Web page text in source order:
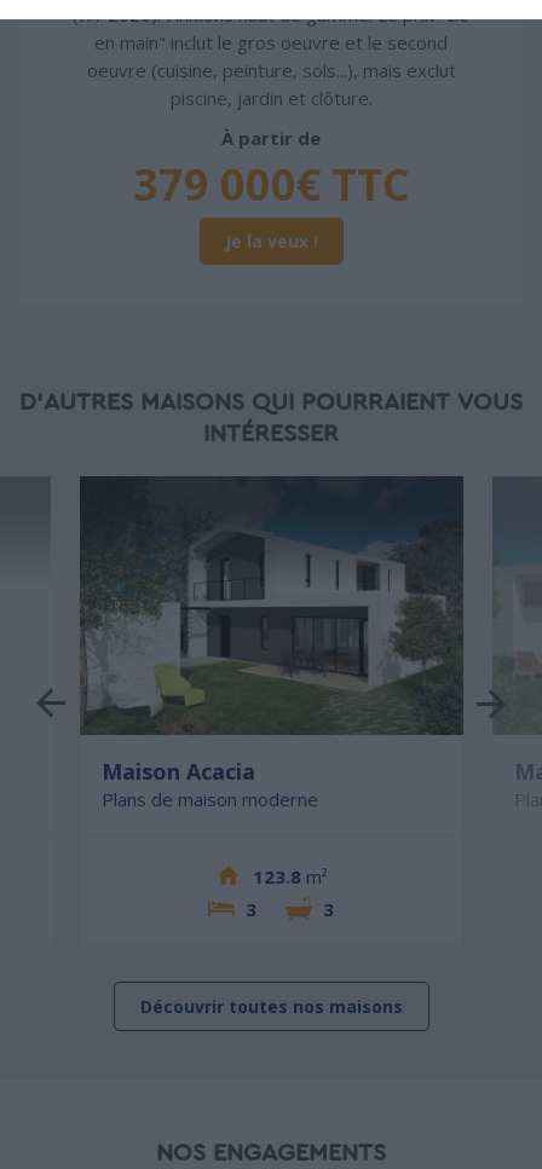
(RT 2020). Finitions haut de gamme. Le prix "clé
en main" inclut le gros oeuvre et le second
oeuvre (cuisine, peinture, sols...), mais exclut
piscine, jardin et clôture.
À partir de
379 000€ TTC
Je la veux !
D'AUTRES MAISONS QUI POURRAIENT VOUS
INTÉRESSER
Maison Acacia
Plans de maison moderne
123.8 m²
3
3
Découvrir toutes nos maisons
NOS ENGAGEMENTS